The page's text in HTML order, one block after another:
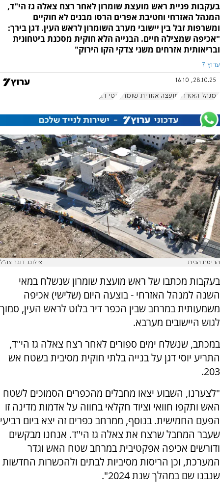
בעקבות פניית ראש מועצת שומרון לאחר רצח צאלה גז הי"ד,
המנהל האזרחי וחטיבת אפרים הרסו מבנים לא חוקיים
ומשרפות זבל בין יישובי מערב השומרון לראש העין. דגן בירך:
"אכיפה שמצילה חיים. הבנייה הלא חוקית מסכנת ביטחונית
ובריאותית אזרחים משני צדקי הקו הירוק"
ערוץ 7
28.10.25, 16:10
המנהל האזרחי מועצה אזורית שומרון יוסי דגן
הריסת הבית צילום: דובר צה"ל
בעקבות מכתבו של ראש מועצת שומרון שנשלח במאי
השנה למנהל האזרחי - בוצעה היום (שלישי) אכיפה
משמעותית במרחב שבין הכפר דיר בלוט לראש העין, סמוך
לגוש היישובים מערבא.
במכתב, שנשלח ימים ספורים לאחר רצח צאלה גז הי"ד,
התריע יוסי דגן על בנייה בלתי חוקית מסיבית בשטח אש
203.
"לצערנו, השבוע יצאו מחבלים מהכפרים הסמוכים לשטח
האש ותקפו חוואי וציוד חקלאי בחווה על אדמות מדינה זו
הפעם החמישית. בנוסף, ממרחב כפרים זה יצא ביום רביעי
שעבר המחבל שרצח את צאלה גז הי"ד. אנחנו מבקשים
ודורשים אכיפה אפקטיבית במרחב שטח האש וגדר
המערכת, וכן הריסות מסיביות לבתים ולהכשרות החדשות
שנבנו שם במהלך שנת 2024".